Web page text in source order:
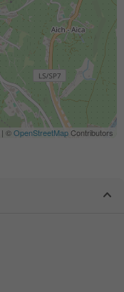
| ©OpenStreetMapContributors